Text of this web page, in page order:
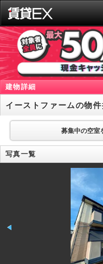
建物詳細
イーストファームの物
募集中の空室
写真一覧